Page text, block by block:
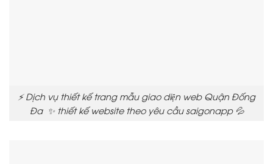
⚡ Dịch vụ thiết kế trang mẫu giao diện web Quận Đống
Đa ✨ thiết kế website theo yêu cầu saigonapp 💦